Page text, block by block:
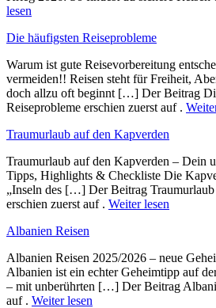
lesen
Die häufigsten Reiseprobleme
Warum ist gute Reisevorbereitung
vermeiden!! Reisen steht für Freiheit,
doch allzu oft beginnt […] Der Beitrag
Reiseprobleme erschien zuerst auf .
Traumurlaub auf den Kapverden
Traumurlaub auf den Kapverden – Dein
Tipps, Highlights & Checkliste Die
„Inseln des […] Der Beitrag
erschien zuerst auf . Weiter lesen
Albanien Reisen
Albanien Reisen 2025/2026 – neue
Albanien ist ein echter Geheimtipp auf
– mit unberührten […] Der Beitrag
auf . Weiter lesen